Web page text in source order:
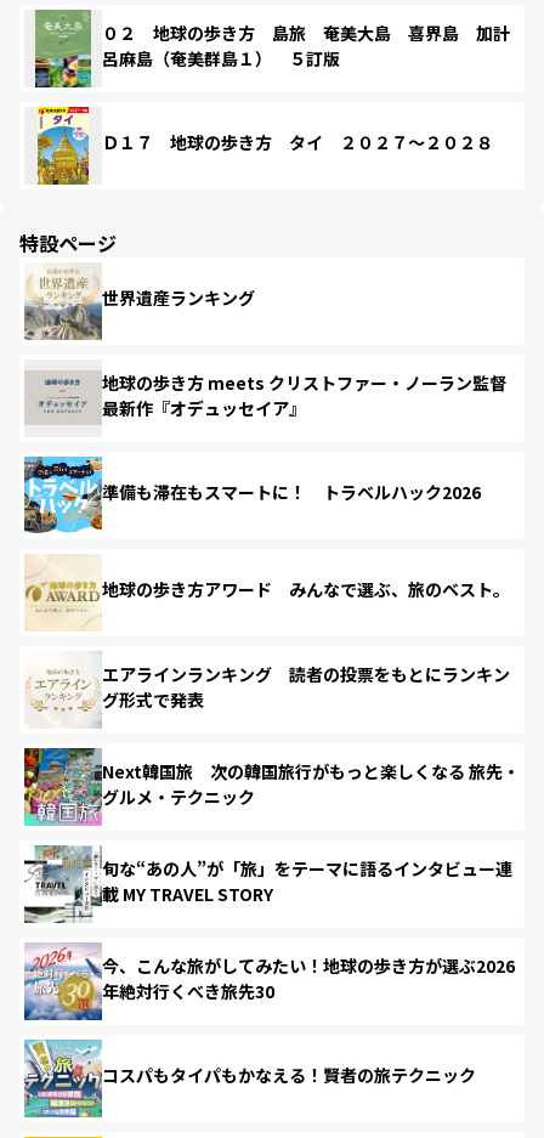
０２ 地球の歩き方 島旅 奄美大島 喜界島 加計
呂麻島（奄美群島１） ５訂版
Ｄ１７ 地球の歩き方 タイ ２０２７～２０２８
特設ページ
世界遺産ランキング
地球の歩き方 meets クリストファー・ノーラン監督
最新作『オデュッセイア』
準備も滞在もスマートに！ トラベルハック2026
地球の歩き方アワード みんなで選ぶ、旅のベスト。
エアラインランキング 読者の投票をもとにランキン
グ形式で発表
Next韓国旅 次の韓国旅行がもっと楽しくなる 旅先・
グルメ・テクニック
旬な“あの人”が「旅」をテーマに語るインタビュー連
載 MY TRAVEL STORY
今、こんな旅がしてみたい！地球の歩き方が選ぶ2026
年絶対行くべき旅先30
コスパもタイパもかなえる！賢者の旅テクニック